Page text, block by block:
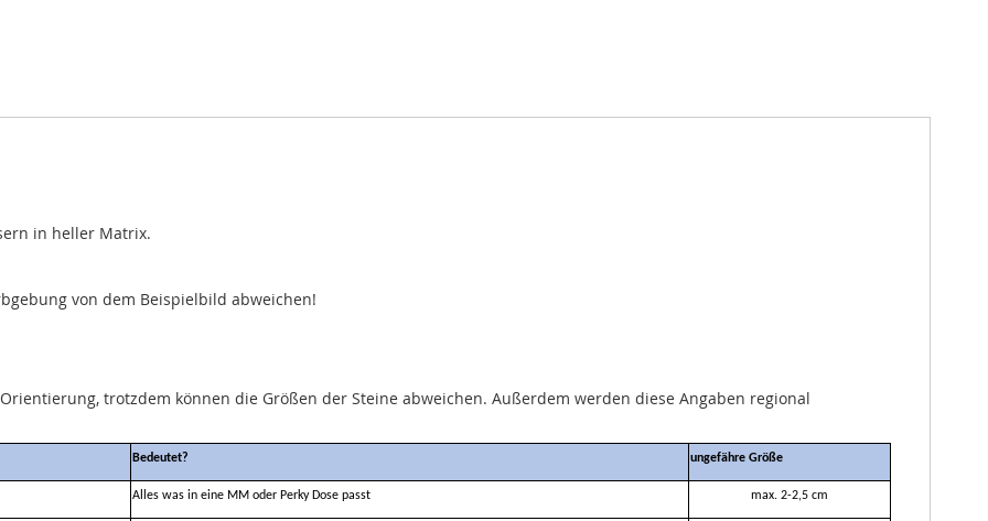
in heller Matrix.
von dem Beispielbild abweichen!
trotzdem können die Größen der Steine abweichen. Außerdem werden diese Angaben regional
Bedeutet? ungefähre Größe
Alles was in eine MM oder Perky Dose passt max. 2-2,5 cm